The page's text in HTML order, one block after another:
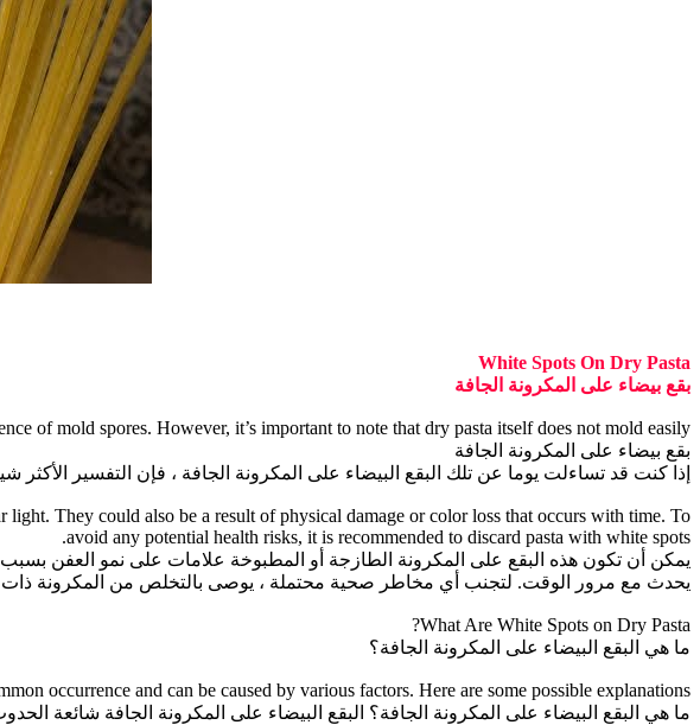
White Spots On Dry Pasta
بقع بيضاء على المكرونة الجافة
of mold spores. However, it’s important to note that dry pasta itself does not mold easily.
بقع بيضاء على المكرونة الجافة
إذا كنت قد تساءلت يوما عن تلك البقع البيضاء على المكرونة الجافة ، فإن التفسير
They could also be a result of physical damage or color loss that occurs with time. To
avoid any potential health risks, it is recommended to discard pasta with white spots.
يمكن أن تكون هذه البقع على المكرونة الطازجة أو المطبوخة علامات على نمو العفن
يحدث مع مرور الوقت. لتجنب أي مخاطر صحية محتملة ، يوصى بالتخلص من المكرونة ذات
What Are White Spots on Dry Pasta?
ما هي البقع البيضاء على المكرونة الجافة؟
occurrence and can be caused by various factors. Here are some possible explanations:
ما هي البقع البيضاء على المكرونة الجافة؟ البقع البيضاء على المكرونة الجافة شائعة